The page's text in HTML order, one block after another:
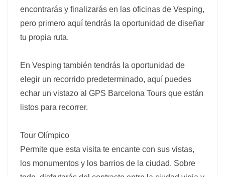
encontrarás y finalizarás en las oficinas de Vesping,
pero primero aquí tendrás la oportunidad de diseñar
tu propia ruta.
En Vesping también tendrás la oportunidad de
elegir un recorrido predeterminado, aquí puedes
echar un vistazo al GPS Barcelona Tours que están
listos para recorrer.
Tour Olímpico
Permite que esta visita te encante con sus vistas,
los monumentos y los barrios de la ciudad. Sobre